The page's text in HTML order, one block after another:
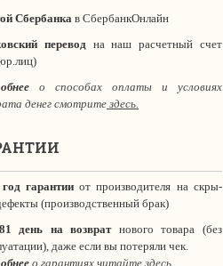
Сбербанка в СбербанкОнлайн
перевод на наш расчетный счет
о способах оплаты и условиях
денег смотрите здесь.
гарантииот производителя на скры-
(производственный брак)
день на возвратнового товара (без
даже если вы потеряли чек.
о гарантиях читайте здесь